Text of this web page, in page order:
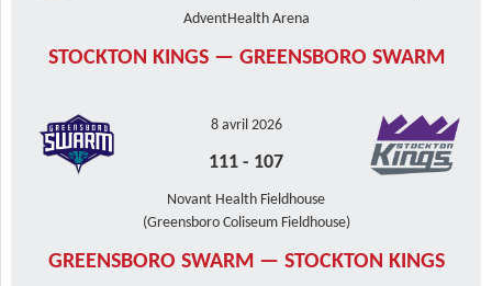
AdventHealth Arena
STOCKTON KINGS — GREENSBORO SWARM
8 avril 2026
111 - 107
Novant Health Fieldhouse
(Greensboro Coliseum Fieldhouse)
GREENSBORO SWARM — STOCKTON KINGS